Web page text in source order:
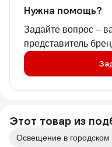
Нужна помощь?
Задайте вопрос –
представитель
Этот товар из
Освещение в городском